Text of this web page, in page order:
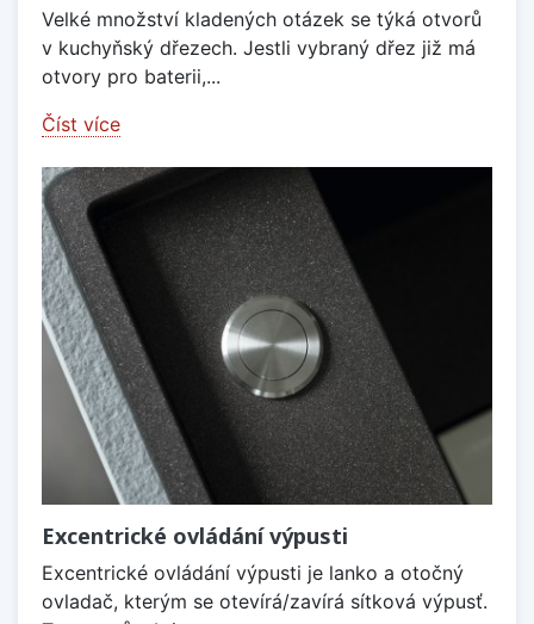
Velké množství kladených otázek se týká otvorů
v kuchyňský dřezech. Jestli vybraný dřez již má
otvory pro baterii,...
Číst více
Excentrické ovládání výpusti
Excentrické ovládání výpusti je lanko a otočný
ovladač, kterým se otevírá/zavírá sítková výpusť.